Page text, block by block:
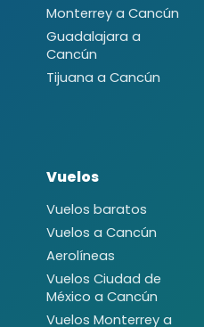
Monterrey a Cancún
Guadalajara a
Cancún
Tijuana a Cancún
Vuelos
Vuelos baratos
Vuelos a Cancún
Aerolíneas
Vuelos Ciudad de
México a Cancún
Vuelos Monterrey a